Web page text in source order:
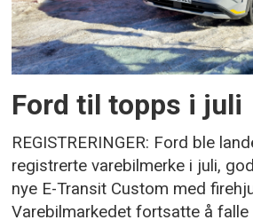
Ford til topps i juli
REGISTRERINGER: Ford ble
registrerte varebilmerke i juli,
nye E-Transit Custom med
Varebilmarkedet fortsatte å